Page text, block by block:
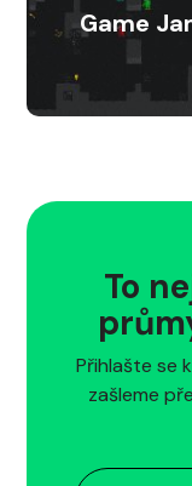
Game
To
Přihlašte se
zašleme